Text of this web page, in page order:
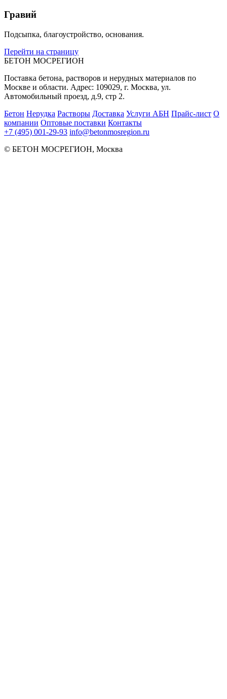
Гравий
Подсыпка, благоустройство, основания.
Перейти на страницу
БЕТОН МОСРЕГИОН
Поставка бетона, растворов и нерудных материалов по
Москве и области. Адрес: 109029, г. Москва, ул.
Автомобильный проезд, д.9, стр 2.
Бетон Нерудка Растворы Доставка Услуги АБН Прайс‑лист О
компании Оптовые поставки Контакты
+7 (495) 001-29-93 info@betonmosregion.ru
© БЕТОН МОСРЕГИОН, Москва